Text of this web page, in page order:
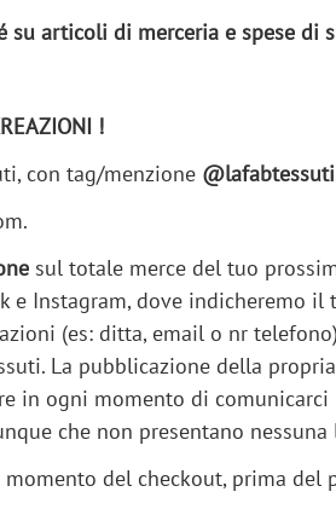
articoli di merceria e spese di
!
con tag/menzione @lafabtessuti
sul totale merce del tuo
e Instagram, dove
(es: ditta, email o nr
La pubblicazione della
in ogni momento di
che non presentano nessuna
del checkout, prima del